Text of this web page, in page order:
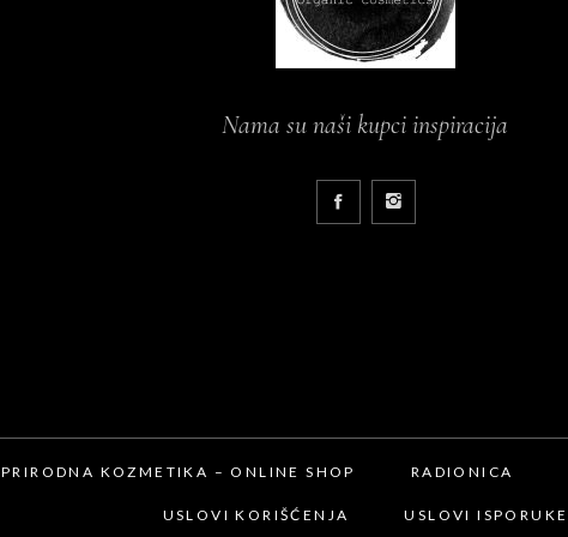
Nama su naši kupci inspiracija
PRIRODNA KOZMETIKA – ONLINE SHOP RADIONICA
USLOVI KORIŠĆENJA USLOVI ISPORUKE